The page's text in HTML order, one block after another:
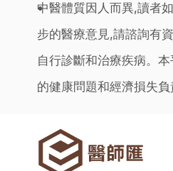
中醫體質因人而異,讀者
步的醫療意見,請諮詢有
自行診斷和治療疾病。
的健康問題和經濟損失負